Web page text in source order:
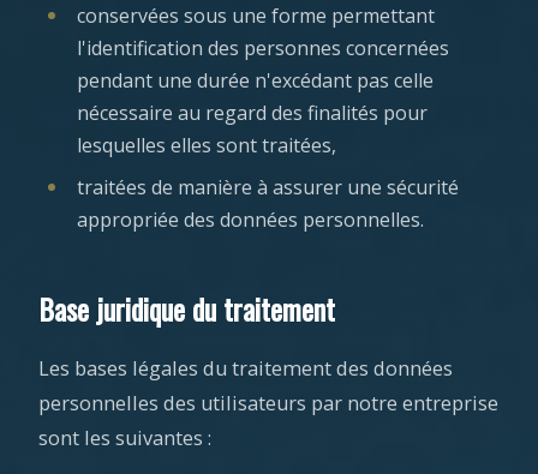
conservées sous une forme permettant
l'identification des personnes concernées
pendant une durée n'excédant pas celle
nécessaire au regard des finalités pour
lesquelles elles sont traitées,
traitées de manière à assurer une sécurité
appropriée des données personnelles.
Base juridique du traitement
Les bases légales du traitement des données
personnelles des utilisateurs par notre entreprise
sont les suivantes :